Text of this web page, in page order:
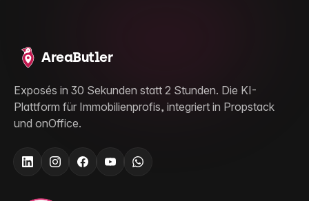
AreaButler
Exposés in 30 Sekunden statt 2 Stunden. Die KI-
Plattform für Immobilienprofis, integriert in Propstack
und onOffice.